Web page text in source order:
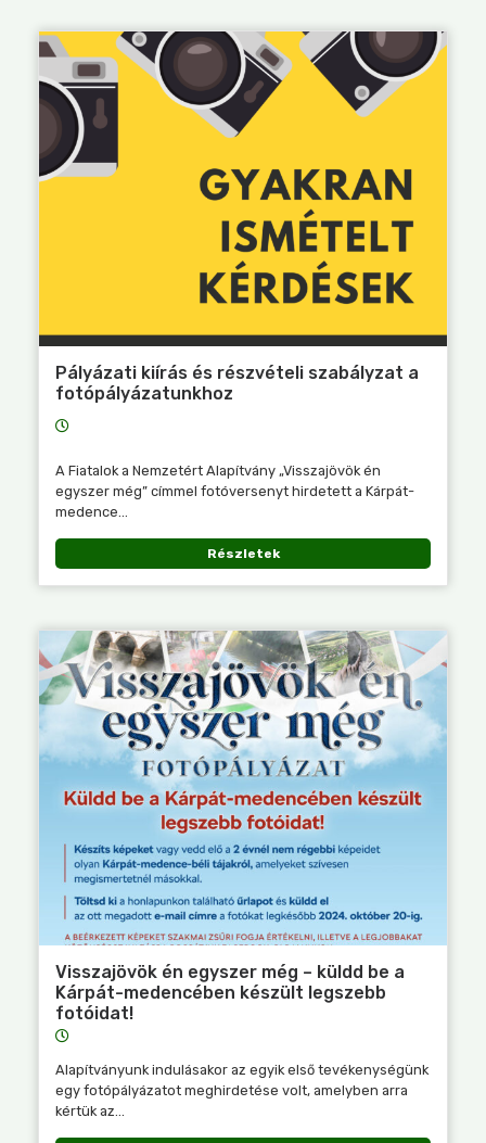
Pályázati kiírás és részvételi szabályzat a
fotópályázatunkhoz
A Fiatalok a Nemzetért Alapítvány „Visszajövök én
egyszer még” címmel fotóversenyt hirdetett a Kárpát-
medence...
Részletek
Visszajövök én egyszer még – küldd be a
Kárpát-medencében készült legszebb
fotóidat!
Alapítványunk indulásakor az egyik első tevékenységünk
egy fotópályázatot meghirdetése volt, amelyben arra
kértük az...